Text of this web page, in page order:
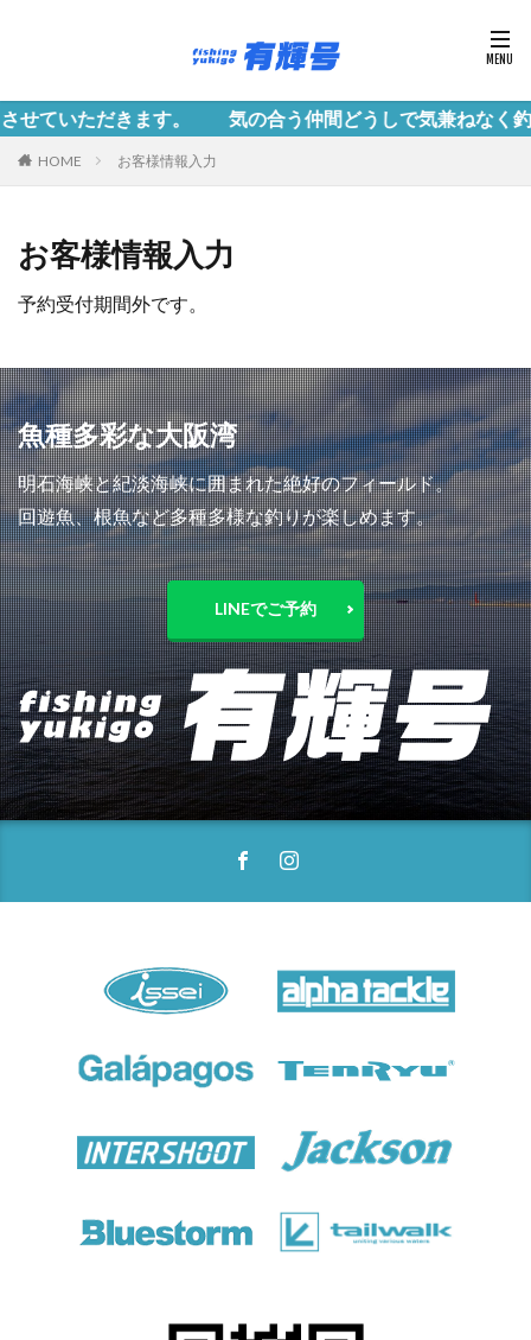
だきます。 気の合う仲間どうしで気兼ねなく釣行
HOME お客様情報入力
お客様情報入力
予約受付期間外です。
魚種多彩な大阪湾
明石海峡と紀淡海峡に囲まれた絶好のフィールド。
回遊魚、根魚など多種多様な釣りが楽しめます。
LINEでご予約